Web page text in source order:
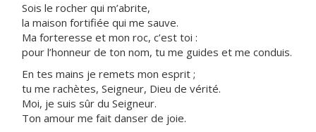
Sois le rocher qui m’abrite,
la maison fortifiée qui me sauve.
Ma forteresse et mon roc, c’est toi :
pour l’honneur de ton nom, tu me guides et me conduis.
En tes mains je remets mon esprit ;
tu me rachètes, Seigneur, Dieu de vérité.
Moi, je suis sûr du Seigneur.
Ton amour me fait danser de joie.